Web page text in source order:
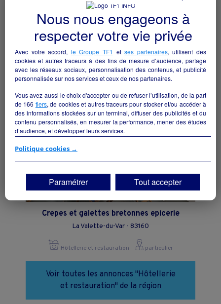
Bar - Restaurant A VENDRE
Hôtellerie et restauration particulier
Crepes et galettes bretonnes epicerie
La Valette-du-Var - 83160
Hôtellerie et restauration particulier
Voir toutes les annonces "Hôtellerie
et restauration" de la région
Nous nous engageons à
respecter votre vie privée
Avec votre accord, le Groupe TF1 etses partenaires, utilisent des
cookies et autres traceurs à des fins de mesure d’audience, partage
avec les réseaux sociaux, personnalisation des contenus, et publicité
personnalisée sur nos services et ceux de nos partenaires.
Vous avez aussi le choix d'accepter ou de refuser l’utilisation, de la part
de 166 tiers, de cookies et autres traceurs pour stocker et/ou accéder à
des informations stockées sur un terminal, diffuser des publicités et du
contenu personnalisés, en mesurer la performance, mener des études
d’audience, et développer leurs services.
Si vous continuez sans accepter, les fonctionnalités liées à la
vos centres d'intérêt. Seuls lescookies/traceurs techniquesseront
déposés et lus sur votre terminal.
Vous pouvez exprimer vos choix en cliquant sur "Tout accepter",
"Continuer sans accepter" ou "Paramétrer", et les modifier à tout
moment en cliquant sur le lien "Paramétrez vos choix" situé en bas de
Politique cookies →
Paramétrer Tout accepter